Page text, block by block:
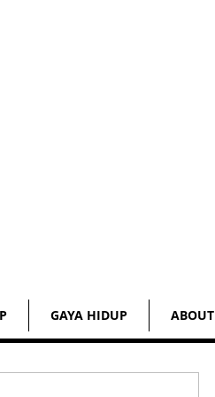
GAYA HIDUP ABOUT